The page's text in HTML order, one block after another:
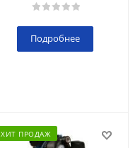
Подробнее
ХИТ ПРОДАЖ